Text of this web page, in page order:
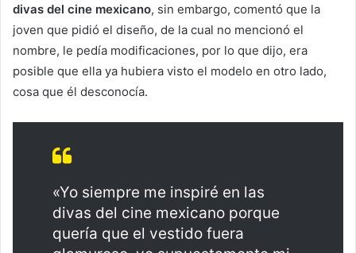
divas del cine mexicano, sin embargo, comentó que la
joven que pidió el diseño, de la cual no mencionó el
nombre, le pedía modificaciones, por lo que dijo, era
posible que ella ya hubiera visto el modelo en otro lado,
cosa que él desconocía.
«Yo siempre me inspiré en las
divas del cine mexicano porque
quería que el vestido fuera